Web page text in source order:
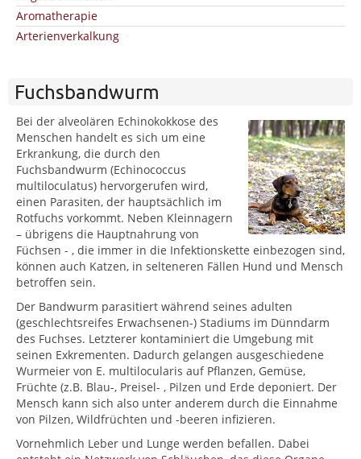
Aromatherapie
Arterienverkalkung
Fuchsbandwurm
Bei der alveolären Echinokokkose des
Menschen handelt es sich um eine
Erkrankung, die durch den
Fuchsbandwurm (Echinococcus
multiloculatus) hervorgerufen wird,
einen Parasiten, der hauptsächlich im
Rotfuchs vorkommt. Neben Kleinnagern
– übrigens die Hauptnahrung von
Füchsen - , die immer in die Infektionskette einbezogen sind,
können auch Katzen, in selteneren Fällen Hund und Mensch
betroffen sein.
Der Bandwurm parasitiert während seines adulten
(geschlechtsreifes Erwachsenen-) Stadiums im Dünndarm
des Fuchses. Letzterer kontaminiert die Umgebung mit
seinen Exkrementen. Dadurch gelangen ausgeschiedene
Wurmeier von E. multilocularis auf Pflanzen, Gemüse,
Früchte (z.B. Blau-, Preisel- , Pilzen und Erde deponiert. Der
Mensch kann sich also unter anderem durch die Einnahme
von Pilzen, Wildfrüchten und -beeren infizieren.
Vornehmlich Leber und Lunge werden befallen. Dabei